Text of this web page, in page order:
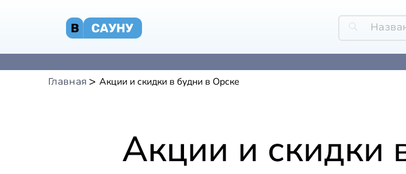
Главная Акции и скидки в будни в Орске
Акции и скидки